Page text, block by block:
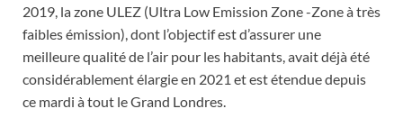
2019, la zone ULEZ (Ultra Low Emission Zone -Zone à très
faibles émission), dont l’objectif est d’assurer une
meilleure qualité de l’air pour les habitants, avait déjà été
considérablement élargie en 2021 et est étendue depuis
ce mardi à tout le Grand Londres.